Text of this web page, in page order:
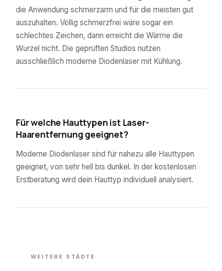
die Anwendung schmerzarm und für die meisten gut
auszuhalten. Völlig schmerzfrei wäre sogar ein
schlechtes Zeichen, dann erreicht die Wärme die
Wurzel nicht. Die geprüften Studios nutzen
ausschließlich moderne Diodenlaser mit Kühlung.
Für welche Hauttypen ist Laser-
Haarentfernung geeignet?
Moderne Diodenlaser sind für nahezu alle Hauttypen
geeignet, von sehr hell bis dunkel. In der kostenlosen
Erstberatung wird dein Hauttyp individuell analysiert.
WEITERE STÄDTE